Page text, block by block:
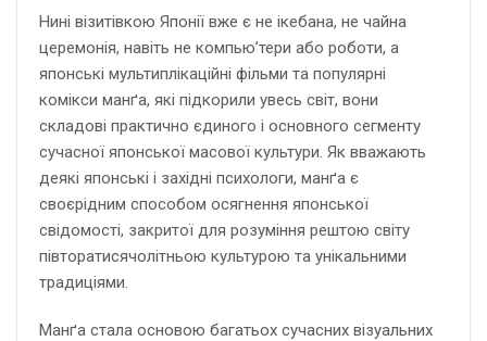
Нині візитівкою Японії вже є не ікебана, не чайна
церемонія, навіть не компью’тери або роботи, а
японські мультиплікаційні фільми та популярні
комікси манґа, які підкорили увесь світ, вони
складові практично єдиного і основного сегменту
сучасної японської масової культури. Як вважають
деякі японські і західні психологи, манґа є
своєрідним способом осягнення японської
свідомості, закритої для розуміння рештою світу
півторатисячолітньою культурою та унікальними
традиціями.
Манґа стала основою багатьох сучасних візуальних